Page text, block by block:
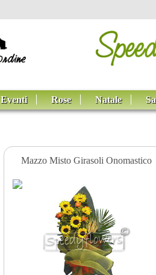
Eventi Rose Natale
Mazzo Misto Girasoli Onomastico